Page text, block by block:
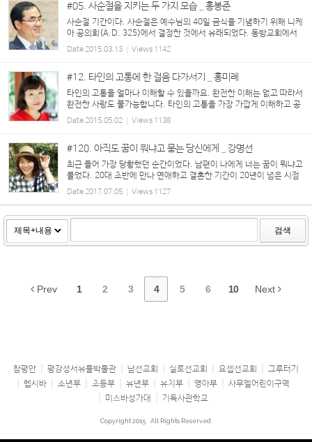
#05. 사순절을 지키는 두 가지 모습 _ 홍봉준
사순절 기간이다. 사순절은 예수님의 40일 금식을 기념하기 위해 니케
아 공의회(A.D. 325)에서 결정한 것에서 유래되었다. 동방교회에서
는 해가 진 다음에 한 끼 식사만 허용하고 육식은 물론 생선과 달걀도 4
0일 내내 금할 정도로 엄격하게 지킨 반면에 서...
Date2015.03.13 Views 1142
#12. 타인의 고통에 한 걸음 다가서기 _ 홍미례
타인의 고통을 얼마나 이해할 수 있을까요. 완전한 이해는 없고 따라서
완전한 사랑도 불가능합니다. 타인의 고통을 가장 가깝게 이해하고 공
감의 폭을 넓히는 데에는 직접, 간접적 체험이 가장 효과적이겠지요.
이를테면 타인의 손톱 밑에 박힌 가시의 통...
Date2015.05.02 Views 1138
#120. 아직도 꿈이 뭐냐고 묻는 당신에게 _ 강명선
최근 들어 가장 당황했던 순간이었다. 남편이 나에게 너는 꿈이 뭐냐고
물었다. 20대 초반에 만나 연애하고 결혼한 기간이 20년이 넘은 시점
에 그런 질문을 하다니. 그는 내 꿈이 궁금해서 물어본 건 아니었다. 그
저 자신의 새로운 꿈을 자랑...
Date2017.07.05 Views 1127
검색
Prev 1 2 3 4 5 6 10 Next
참평안 평강성서유물박물관 남선교회 실로선교회 요셉선교회
그루터기
헵시바
소년부 초등부 유년부 유치부 영아부
사무엘어린이구역
미스바성가대
기독사관학교
Copyright 2015 All Rights Reserved.